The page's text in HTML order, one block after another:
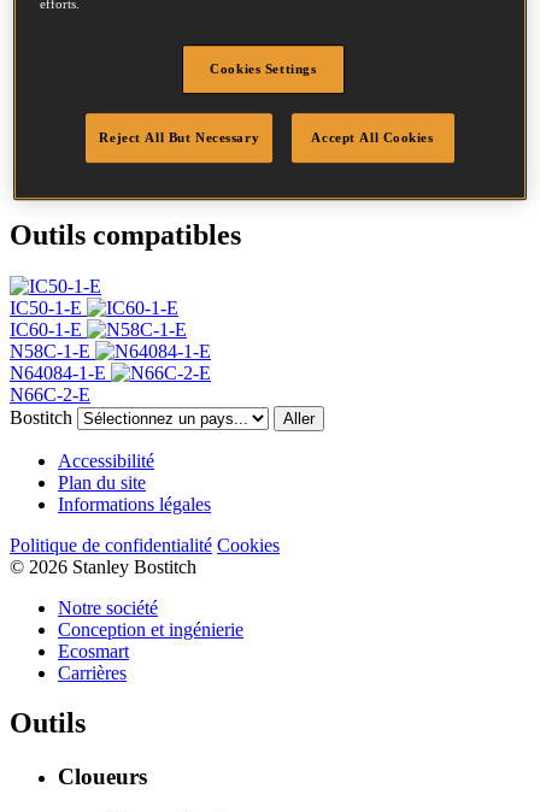
4.5 mm
35 mm
Quantité par boîte 28000
DoP
DOP-EU_20_RRB
Outils compatibles
IC50-1-E
IC60-1-E
N58C-1-E
N64084-1-E
N66C-2-E
Bostitch
Aller
Accessibilité
Plan du site
Informations légales
Politique de confidentialité Cookies
© 2026 Stanley Bostitch
Notre société
Conception et ingénierie
Ecosmart
Carrières
Outils
Cloueurs
efforts.
Cookies Settings
Reject All But Necessary Accept All Cookies